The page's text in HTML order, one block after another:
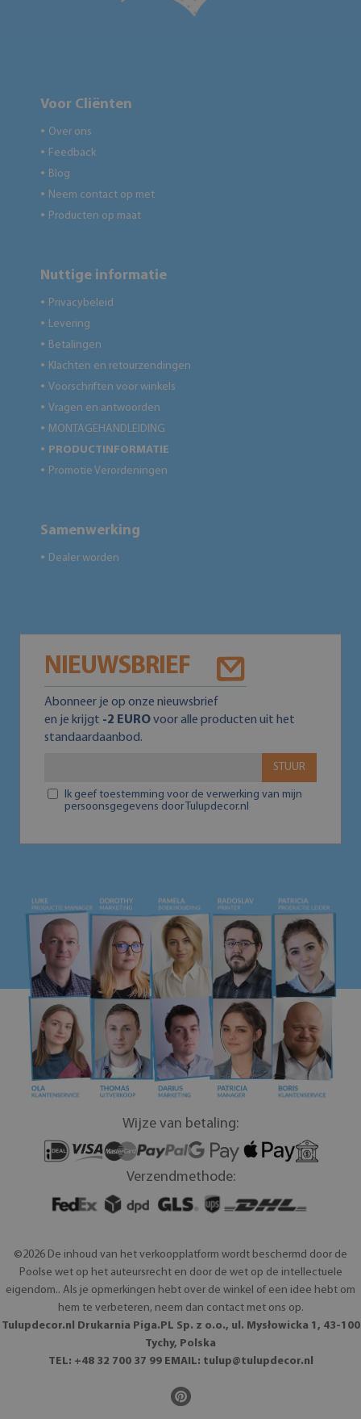
Voor Cliënten
● Over ons
● Feedback
● Blog
● Neem contact op met
● Producten op maat
Nuttige informatie
● Privacybeleid
● Levering
● Betalingen
● Klachten en retourzendingen
● Voorschriften voor winkels
● Vragen en antwoorden
● MONTAGEHANDLEIDING
● PRODUCTINFORMATIE
● Promotie Verordeningen
Samenwerking
● Dealer worden
NIEUWSBRIEF
Abonneer je op onze nieuwsbrief
en je krijgt -2 EUROvoor alle producten uit het
standaardaanbod.
STUUR
Ik geef toestemming voor de verwerking van mijn
persoonsgegevens door Tulupdecor.nl
Wijze van betaling:
Verzendmethode:
©2026 De inhoud van het verkoopplatform wordt beschermd door de
Poolse wet op het auteursrecht en door de wet op de intellectuele
eigendom.. Als je opmerkingen hebt over de winkel of een idee hebt om
hem te verbeteren, neem dan contact met ons op.
Tulupdecor.nl Drukarnia Piga.PL Sp. z o.o., ul. Mysłowicka 1, 43-100
Tychy, Polska
TEL: +48 32 700 37 99 EMAIL: tulup@tulupdecor.nl